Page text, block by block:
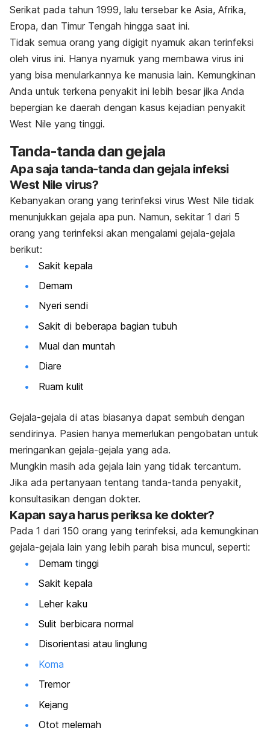
Serikat pada tahun 1999, lalu tersebar ke Asia, Afrika,
Eropa, dan Timur Tengah hingga saat ini.
Tidak semua orang yang digigit nyamuk akan terinfeksi
oleh virus ini. Hanya nyamuk yang membawa virus ini
yang bisa menularkannya ke manusia lain. Kemungkinan
Anda untuk terkena penyakit ini lebih besar jika Anda
bepergian ke daerah dengan kasus kejadian penyakit
West Nile yang tinggi.
Tanda-tanda dan gejala
Apa saja tanda-tanda dan gejala infeksi
West Nile virus?
Kebanyakan orang yang terinfeksi virus West Nile tidak
menunjukkan gejala apa pun. Namun, sekitar 1 dari 5
orang yang terinfeksi akan mengalami gejala-gejala
berikut:
Sakit kepala
Demam
Nyeri sendi
Sakit di beberapa bagian tubuh
Mual dan muntah
Diare
Ruam kulit
Gejala-gejala di atas biasanya dapat sembuh dengan
sendirinya. Pasien hanya memerlukan pengobatan untuk
meringankan gejala-gejala yang ada.
Mungkin masih ada gejala lain yang tidak tercantum.
Jika ada pertanyaan tentang tanda-tanda penyakit,
konsultasikan dengan dokter.
Kapan saya harus periksa ke dokter?
Pada 1 dari 150 orang yang terinfeksi, ada kemungkinan
gejala-gejala lain yang lebih parah bisa muncul, seperti:
Demam tinggi
Sakit kepala
Leher kaku
Sulit berbicara normal
Disorientasi atau linglung
Koma
Tremor
Kejang
Otot melemah